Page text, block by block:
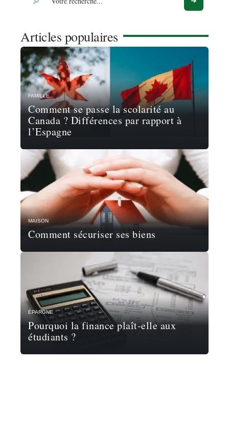
Articles populaires
FAMILLE
Comment se passe la scolarité au
Canada ? Différences par rapport à
l’Espagne
MAISON
Comment sécuriser ses biens
ÉPARGNE
Pourquoi la finance plaît-elle aux
étudiants ?